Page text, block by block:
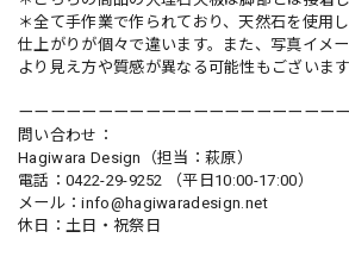
＊全て手作業で作られており、天然石を使用
仕上がりが個々で違います。また、写真イメ
より見え方や質感が異なる可能性もございます
ーーーーーーーーーーーーーーーーーーーー
問い合わせ：
Hagiwara Design（担当：萩原）
電話：0422-29-9252 （平日10:00-17:00）
メール：info@hagiwaradesign.net
休日：土日・祝祭日